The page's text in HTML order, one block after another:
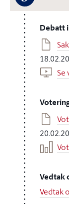
Debatt
Se
Vedtak
Vedtak